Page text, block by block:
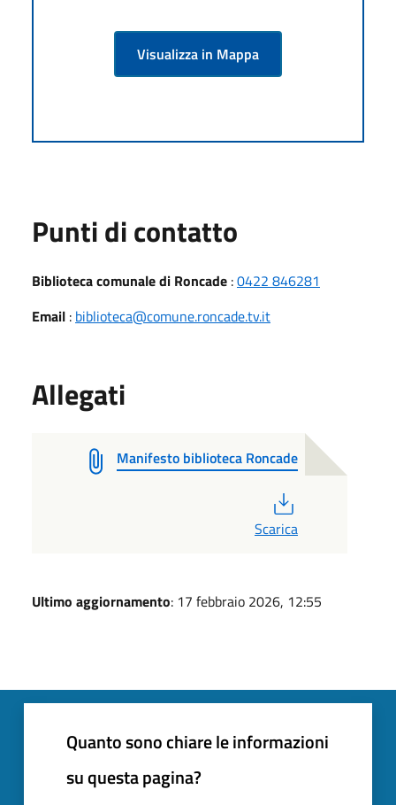
Visualizza in Mappa
Punti di contatto
Biblioteca comunale di Roncade :0422 846281
Email : biblioteca@comune.roncade.tv.it
Allegati
Manifesto biblioteca Roncade
Scarica
Ultimo aggiornamento: 17 febbraio 2026, 12:55
Quanto sono chiare le informazioni
su questa pagina?